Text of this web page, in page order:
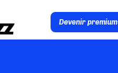
Devenir premium